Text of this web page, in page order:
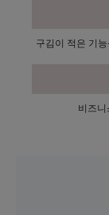
구김이 적은 기
비즈